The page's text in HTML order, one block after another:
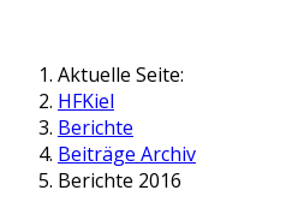
Aktuelle Seite:
HFKiel
Berichte
Beiträge Archiv
Berichte 2016